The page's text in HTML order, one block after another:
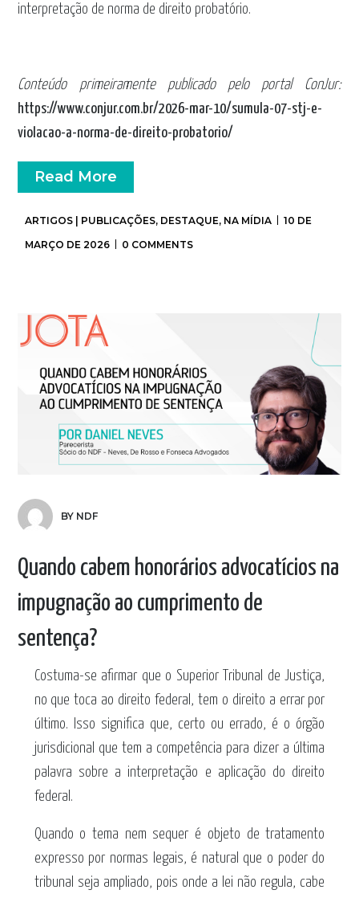
interpretação de norma de direito probatório.
Conteúdo primeiramente publicado pelo portal ConJur:
https://www.conjur.com.br/2026-mar-10/sumula-07-stj-e-
violacao-a-norma-de-direito-probatorio/
Read More
ARTIGOS | PUBLICAÇÕES, DESTAQUE, NA MÍDIA
10 DE
MARÇO DE 2026
0 COMMENTS
BY NDF
Quando cabem honorários advocatícios na
impugnação ao cumprimento de
sentença?
Costuma-se afirmar que o Superior Tribunal de Justiça,
no que toca ao direito federal, tem o direito a errar por
último. Isso significa que, certo ou errado, é o órgão
jurisdicional que tem a competência para dizer a última
palavra sobre a interpretação e aplicação do direito
federal.
Quando o tema nem sequer é objeto de tratamento
expresso por normas legais, é natural que o poder do
tribunal seja ampliado, pois onde a lei não regula, cabe